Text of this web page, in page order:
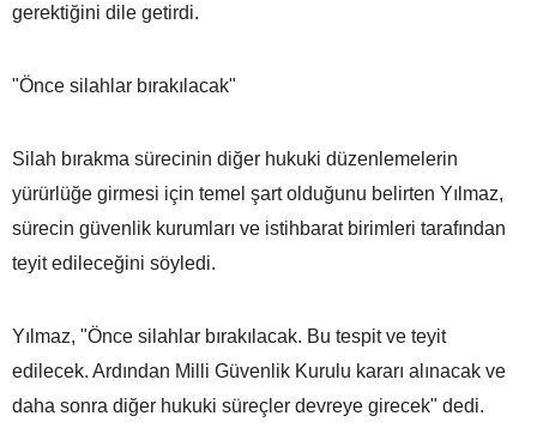
gerektiğini dile getirdi.
"Önce silahlar bırakılacak"
Silah bırakma sürecinin diğer hukuki düzenlemelerin
yürürlüğe girmesi için temel şart olduğunu belirten Yılmaz,
sürecin güvenlik kurumları ve istihbarat birimleri tarafından
teyit edileceğini söyledi.
Yılmaz, "Önce silahlar bırakılacak. Bu tespit ve teyit
edilecek. Ardından Milli Güvenlik Kurulu kararı alınacak ve
daha sonra diğer hukuki süreçler devreye girecek" dedi.